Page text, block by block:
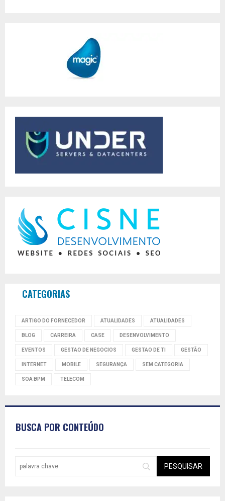
CATEGORIAS
ARTIGO DO FORNECEDOR ATUALIDADES ATUALIDADES
BLOG CARREIRA CASE DESENVOLVIMENTO
EVENTOS GESTAO DE NEGOCIOS GESTAO DE TI GESTÃO
INTERNET MOBILE SEGURANÇA SEM CATEGORIA
SOA BPM TELECOM
BUSCA POR CONTEÚDO